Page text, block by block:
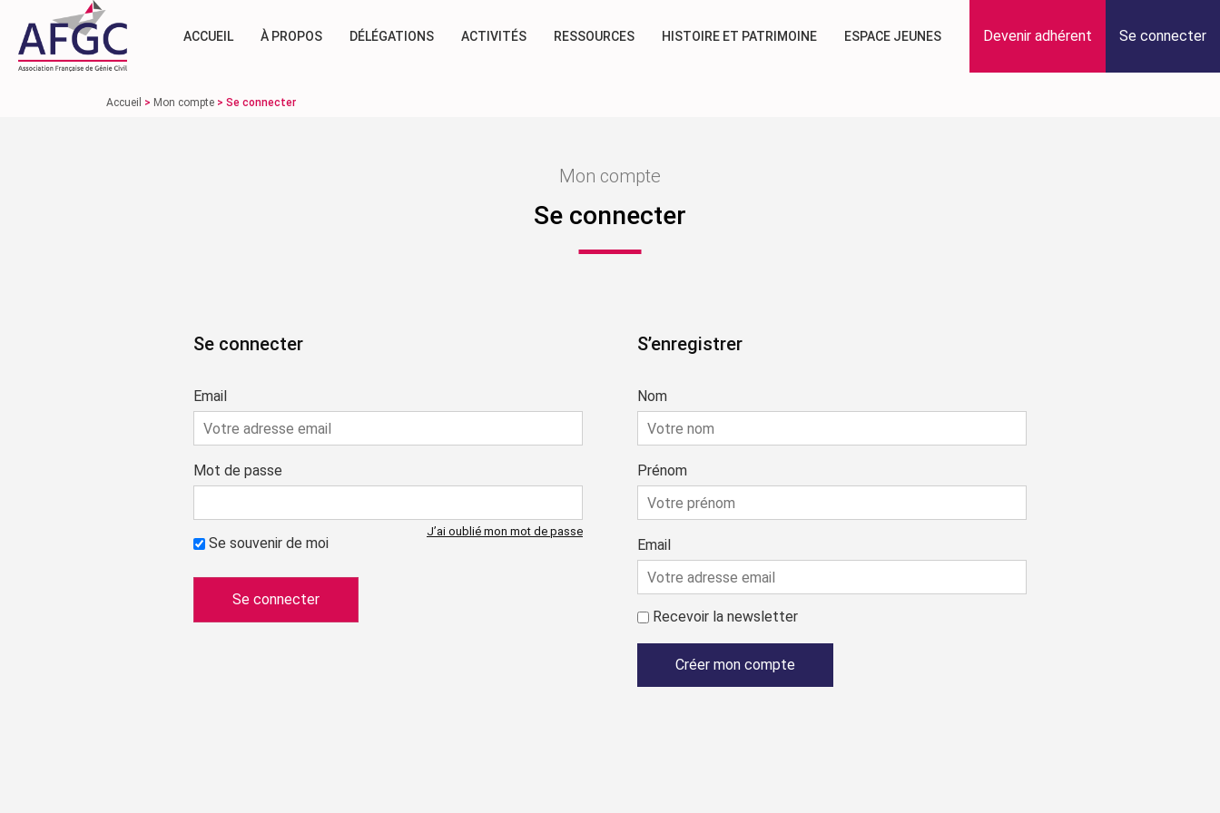
ACCUEIL À PROPOS DÉLÉGATIONS ACTIVITÉS RESSOURCES HISTOIRE ET PATRIMOINE ESPACE JEUNES Devenir adhérent Se connecter
Accueil > Mon compte > Se connecter
Mon compte
Se connecter
Se connecter
Email
Mot de passe
Se souvenir de moi
J’ai oublié mon mot de passe
S’enregistrer
Nom
Prénom
Email
Recevoir la newsletter